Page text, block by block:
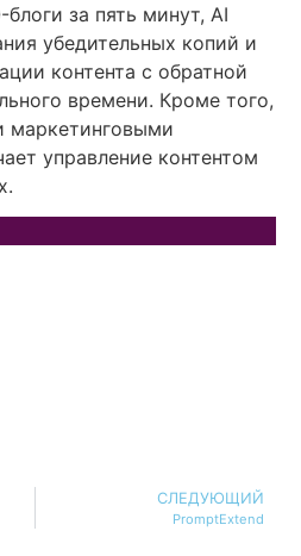
за пять минут, AI
убедительных копий и
контента с обратной
времени. Кроме того,
маркетинговыми
управление контентом
СЛЕДУЮЩИЙ
PromptExtend